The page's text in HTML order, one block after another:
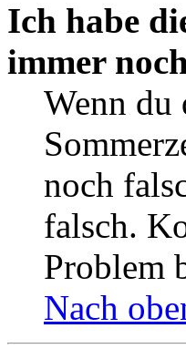
Ich habe
immer
Wenn du
noch
falsch.
Problem
Nach